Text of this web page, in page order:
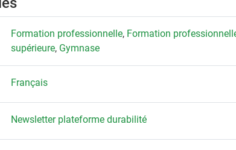
Formation professionnelle, Formation
supérieure, Gymnase
Français
Newsletter plateforme durabilité